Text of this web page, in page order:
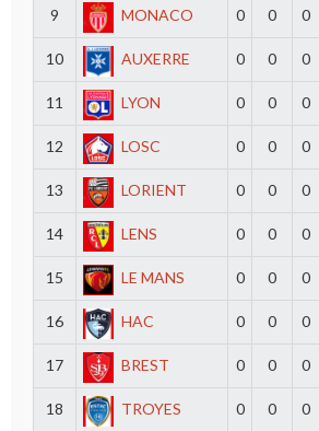
9 MONACO 0 0 0
10 AUXERRE 0 0 0
11 LYON 0 0 0
12 LOSC 0 0 0
13 LORIENT 0 0 0
14 LENS 0 0 0
15 LE MANS 0 0 0
16 HAC 0 0 0
17 BREST 0 0 0
18 TROYES 0 0 0